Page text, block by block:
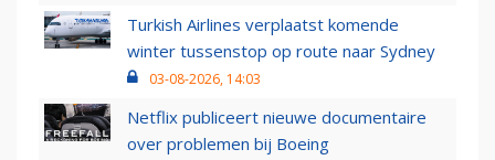
Turkish Airlines verplaatst komende
winter tussenstop op route naar Sydney
03-08-2026, 14:03
Netflix publiceert nieuwe documentaire
over problemen bij Boeing